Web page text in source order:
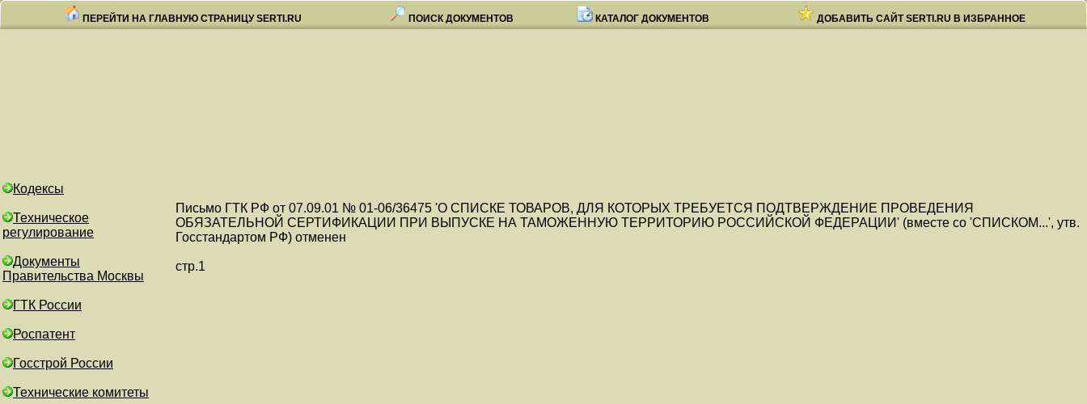
ПЕРЕЙТИ НА ГЛАВНУЮ СТРАНИЦУ SERTI.RU ПОИСК ДОКУМЕНТОВ КАТАЛОГ ДОКУМЕНТОВ ДОБАВИТЬ САЙТ SERTI.RU В ИЗБРАННОЕ
Кодексы
Техническое
регулирование
Документы
Правительства Москвы
ГТК России
Роспатент
Госстрой России
Технические комитеты
Письмо ГТК РФ от 07.09.01 № 01-06/36475 'О СПИСКЕ ТОВАРОВ, ДЛЯ КОТОРЫХ ТРЕБУЕТСЯ ПОДТВЕРЖДЕНИЕ ПРОВЕДЕНИЯ
ОБЯЗАТЕЛЬНОЙ СЕРТИФИКАЦИИ ПРИ ВЫПУСКЕ НА ТАМОЖЕННУЮ ТЕРРИТОРИЮ РОССИЙСКОЙ ФЕДЕРАЦИИ' (вместе со 'СПИСКОМ...', утв.
Госстандартом РФ) отменен
стр.1